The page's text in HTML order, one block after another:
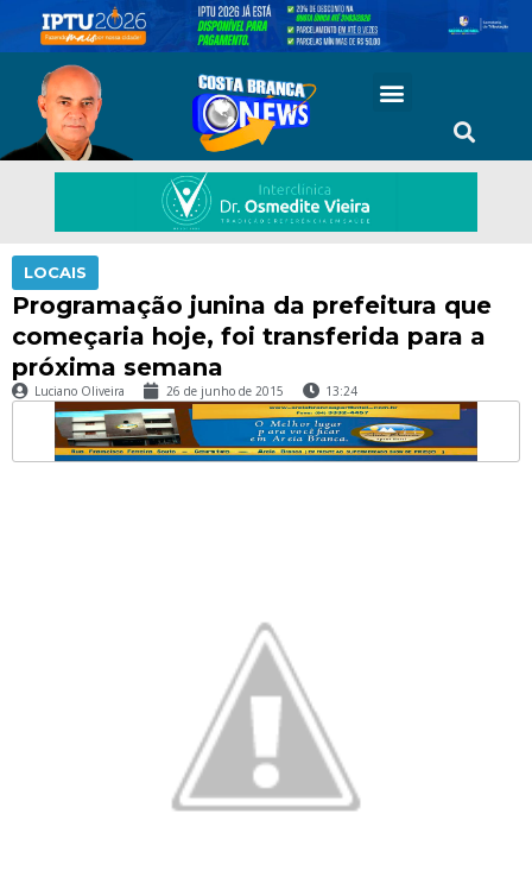
LOCAIS
Programação junina da prefeitura que
começaria hoje, foi transferida para a
próxima semana
Luciano Oliveira 26 de junho de 2015 13:24